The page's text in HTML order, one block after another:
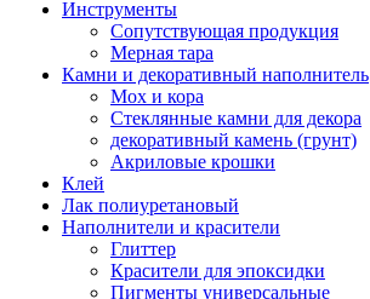
Инструменты
Сопутствующая продукция
Мерная тара
Камни и декоративный наполнитель
Мох и кора
Стеклянные камни для декора
декоративный камень (грунт)
Акриловые крошки
Клей
Лак полиуретановый
Наполнители и красители
Глиттер
Красители для эпоксидки
Пигменты универсальные